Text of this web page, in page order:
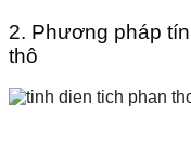
2. Phương pháp
thô